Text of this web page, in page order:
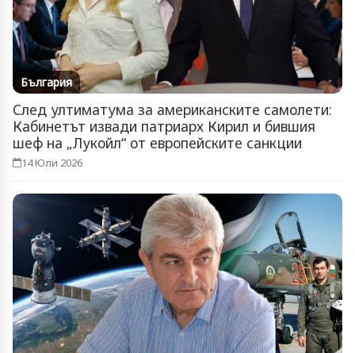
България
След ултиматума за американските самолети:
Кабинетът извади патриарх Кирил и бившия
шеф на „Лукойл“ от европейските санкции
14 Юли 2026